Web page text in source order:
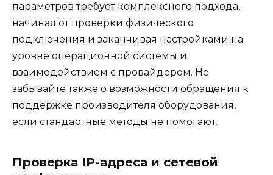
параметров требует комплексного подхода,
начиная от проверки физического
подключения и заканчивая настройками на
уровне операционной системы и
взаимодействием с провайдером. Не
забывайте также о возможности обращения к
поддержке производителя оборудования,
если стандартные методы не помогают.
Проверка IP-адреса и сетевой